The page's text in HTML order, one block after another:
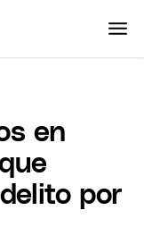
en
por